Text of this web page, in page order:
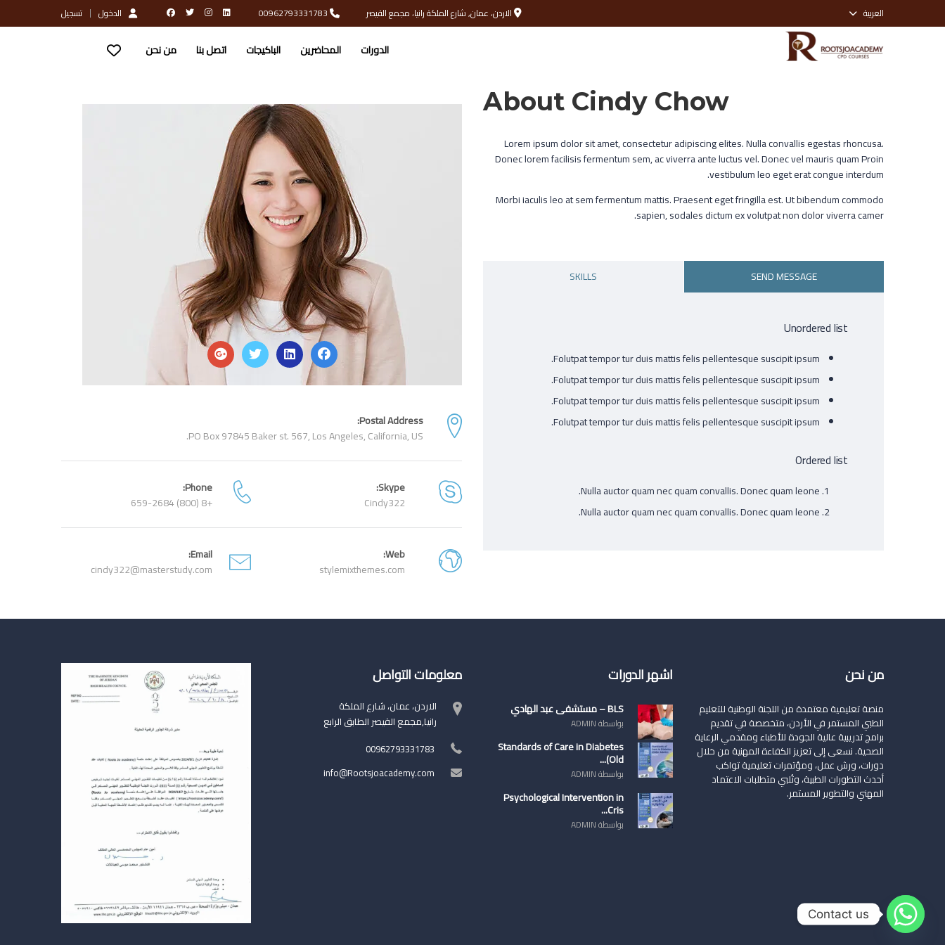
العربية الدخول تسجيل الاردن، عمان, شارع الملكة رانيا، مجمع القيصر
من نحن اتصل بنا الباكيجات المحاضرين الدورات
Postal Address:
PO Box 97845 Baker st. 567, Los Angeles, California, US.
Phone:
+8 (800) 659-2684
Skype:
Cindy322
Email:
cindy322@masterstudy.com
Web:
stylemixthemes.com
About Cindy Chow
Lorem ipsum dolor sit amet, consectetur adipiscing elites. Nulla convallis egestas rhoncusa.
Donec lorem facilisis fermentum sem, ac viverra ante luctus vel. Donec vel mauris quam Proin
vestibulum leo eget erat congue interdum.
Morbi iaculis leo at sem fermentum mattis. Praesent eget fringilla est. Ut bibendum commodo
sapien, sodales dictum ex volutpat non dolor viverra camer.
SKILLS SEND MESSAGE
Unordered list
Folutpat tempor tur duis mattis felis pellentesque suscipit ipsum.
Folutpat tempor tur duis mattis felis pellentesque suscipit ipsum.
Folutpat tempor tur duis mattis felis pellentesque suscipit ipsum.
Folutpat tempor tur duis mattis felis pellentesque suscipit ipsum.
Ordered list
Nulla auctor quam nec quam convallis. Donec quam leone.
Nulla auctor quam nec quam convallis. Donec quam leone.
من نحن
منصة تعليمية معتمدة من اللجنة الوطنية للتعليم
الطبي المستمر في الأردن، متخصصة في تقديم
برامج تدريبية عالية الجودة للأطباء ومقدمي الرعاية
الصحية. نسعى إلى تعزيز الكفاءة المهنية من خلال
دورات، ورش عمل، ومؤتمرات تعليمية تواكب
أحدث التطورات الطبية، وتُلبي متطلبات الاعتماد
المهني والتطوير المستمر.
اشهر الدورات
BLS – مستشفى عبد الهادي
بواسطة ADMIN
Standards of Care in Diabetes
(Old...
بواسطة ADMIN
Psychological Intervention in
Cris...
بواسطة ADMIN
معلومات التواصل
الاردن، عمان، شارع الملكة
رانيا,مجمع القيصر الطابق الرابع
00962793331783
info@Rootsjoacademy.com
Contact us